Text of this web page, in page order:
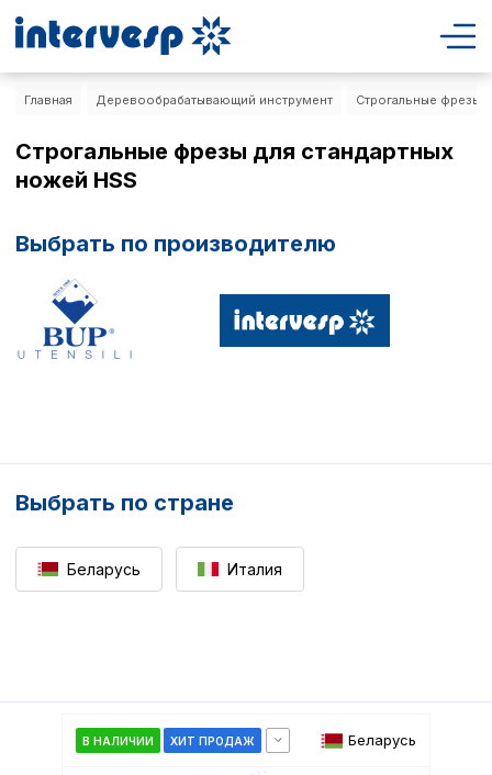
Главная Деревообрабатывающий инструмент Строгальные фрезы
Строгальные фрезы для стандартных
ножей HSS
Выбрать по производителю
Выбрать по стране
Беларусь Италия
В НАЛИЧИИ ХИТ ПРОДАЖ Беларусь